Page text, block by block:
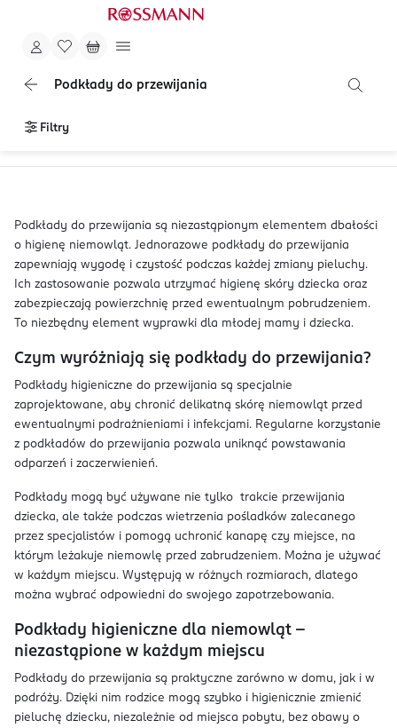
Podkłady do przewijania
Filtry
Podkłady do przewijania są niezastąpionym elementem dbałości
o higienę niemowląt. Jednorazowe podkłady do przewijania
zapewniają wygodę i czystość podczas każdej zmiany pieluchy.
Ich zastosowanie pozwala utrzymać higienę skóry dziecka oraz
zabezpieczają powierzchnię przed ewentualnym pobrudzeniem.
To niezbędny element wyprawki dla młodej mamy i dziecka.
Czym wyróżniają się podkłady do przewijania?
Podkłady higieniczne do przewijania są specjalnie
zaprojektowane, aby chronić delikatną skórę niemowląt przed
ewentualnymi podrażnieniami i infekcjami. Regularne korzystanie
z podkładów do przewijania pozwala uniknąć powstawania
odparzeń i zaczerwienień.
Podkłady mogą być używane nie tylko trakcie przewijania
dziecka, ale także podczas wietrzenia pośladków zalecanego
przez specjalistów i pomogą uchronić kanapę czy miejsce, na
którym leżakuje niemowlę przed zabrudzeniem. Można je używać
w każdym miejscu. Występują w różnych rozmiarach, dlatego
można wybrać odpowiedni do swojego zapotrzebowania.
Podkłady higieniczne dla niemowląt –
niezastąpione w każdym miejscu
Podkłady do przewijania są praktyczne zarówno w domu, jak i w
podróży. Dzięki nim rodzice mogą szybko i higienicznie zmienić
pieluchę dziecku, niezależnie od miejsca pobytu, bez obawy o